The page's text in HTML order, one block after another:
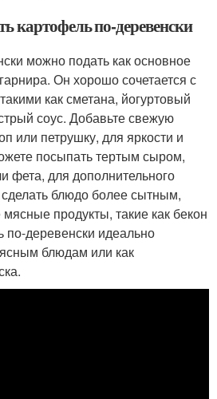
картофель по-деревенски
можно подать как основное
Он хорошо сочетается с
как сметана, йогуртовый
соус. Добавьте свежую
или петрушку, для яркости и
посыпать тертым сыром,
фета, для дополнительного
блюдо более сытным,
продукты, такие как бекон
по-деревенски идеально
блюдам или как